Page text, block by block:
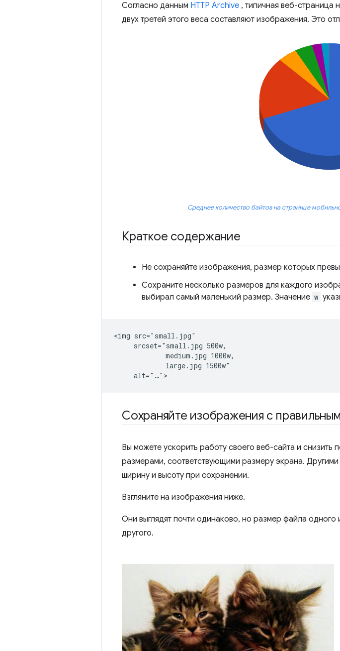
Согласно данным HTTP Archive , типичная веб-страница
двух третей этого веса составляют изображения. Это
Среднее количество байтов на странице
Краткое содержание
Не сохраняйте изображения, размер которых
Сохраните несколько размеров для каждого
выбирал самый маленький размер. Значение w
<img src="small.jpg"
     srcset="small.jpg 500w,
             medium.jpg 1000w,
             large.jpg 1500w"
Сохраняйте изображения с
Вы можете ускорить работу своего веб-сайта и
размерами, соответствующими размеру экрана.
ширину и высоту при сохранении.
Взгляните на изображения ниже.
Они выглядят почти одинаково, но размер файла
другого.